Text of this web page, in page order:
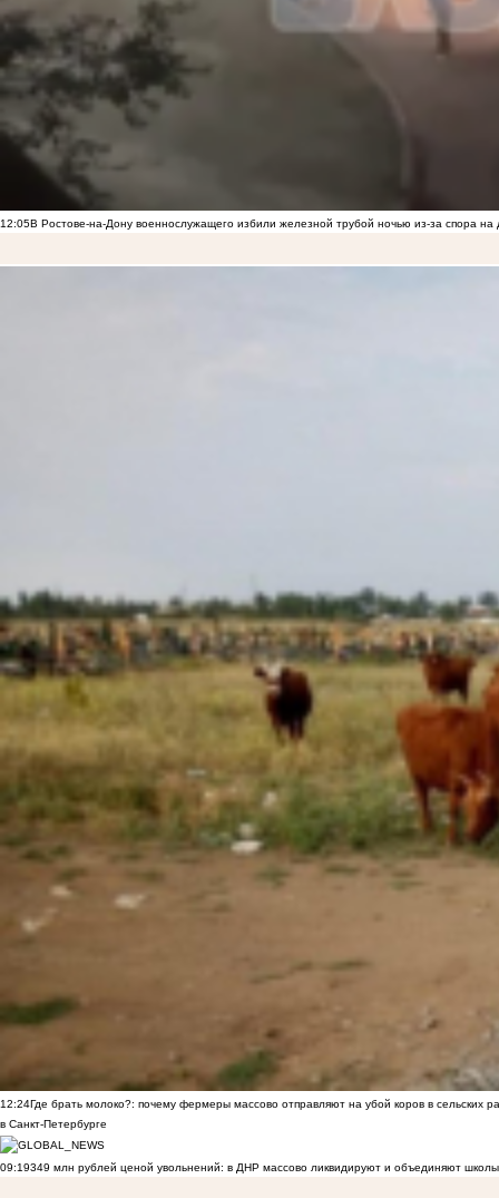
12:05В Ростове-на-Дону военнослужащего избили железной трубой ночью из-за спора на
12:24Где брать молоко?: почему фермеры массово отправляют на убой коров в сельских
в Санкт-Петербурге
09:19349 млн рублей ценой увольнений: в ДНР массово ликвидируют и объединяют